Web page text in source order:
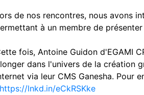
de nos rencontres, nous avons
à un membre de
fois, Antoine Guidon d'EGAMI
dans l'univers de la création
via leur CMS Ganesha. Pour
https://lnkd.in/eCkRSKke